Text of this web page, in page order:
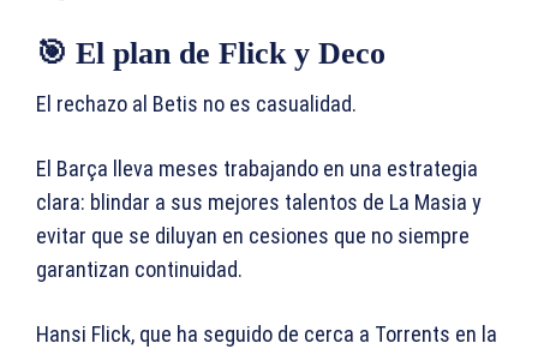
🎯 El plan de Flick y Deco
El rechazo al Betis no es casualidad.
El Barça lleva meses trabajando en una estrategia
clara: blindar a sus mejores talentos de La Masia y
evitar que se diluyan en cesiones que no siempre
garantizan continuidad.
Hansi Flick, que ha seguido de cerca a Torrents en la